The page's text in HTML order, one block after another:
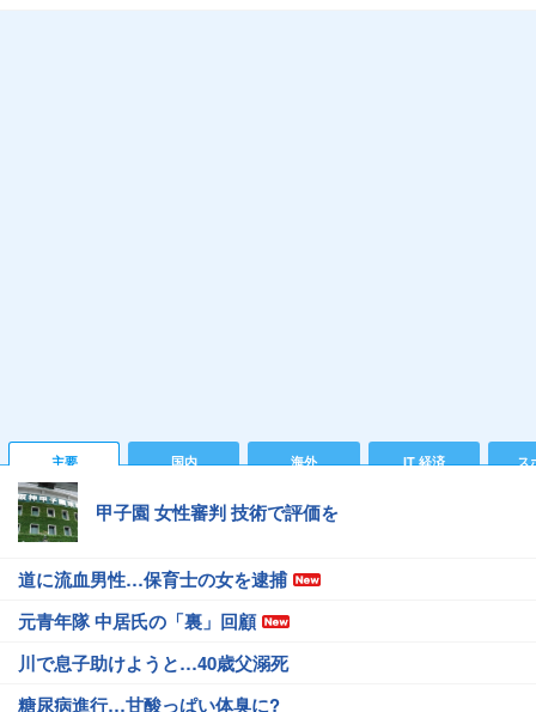
主要 国内 海外 IT 経済 ス
甲子園 女性審判 技術で評価を
道に流血男性…保育士の女を逮捕
元青年隊 中居氏の「裏」回顧
川で息子助けようと…40歳父溺死
糖尿病進行…甘酸っぱい体臭に?